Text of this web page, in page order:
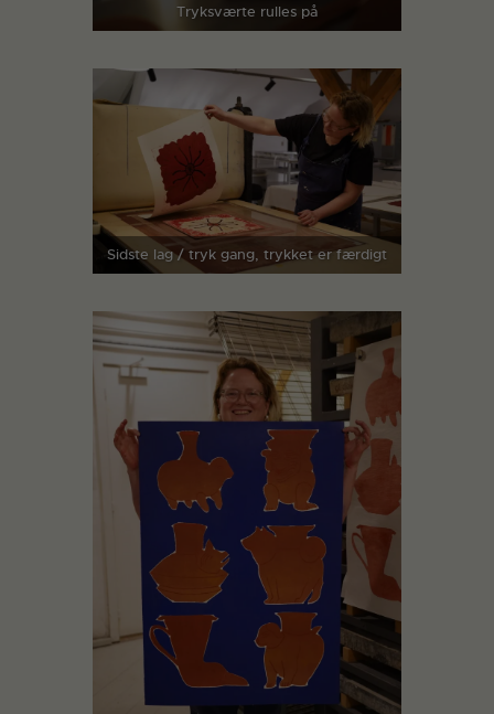
Tryksværte rulles på
Sidste lag / tryk gang, trykket er færdigt